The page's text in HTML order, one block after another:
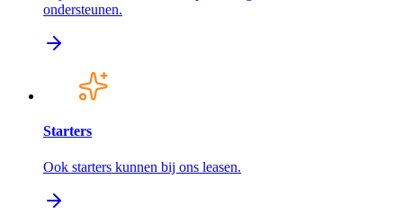
ondersteunen.
Starters
Ook starters kunnen bij ons leasen.